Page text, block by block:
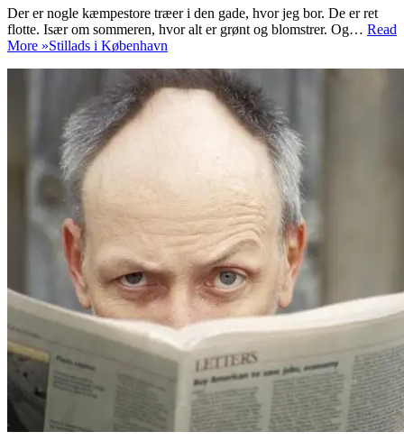
Der er nogle kæmpestore træer i den gade, hvor jeg bor. De er ret
flotte. Især om sommeren, hvor alt er grønt og blomstrer. Og… Read
More »Stillads i København